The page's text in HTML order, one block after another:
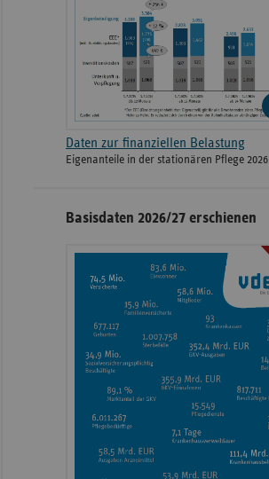
Daten zur finanziellen Belastung
Eigenanteile in der stationären Pflege 2026
Basisdaten 2026/27 erschienen